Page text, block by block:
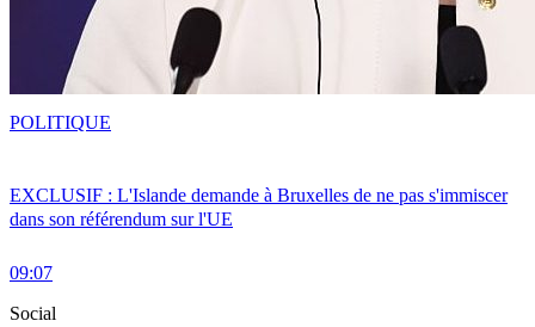
EXCLUSIF : L'Islande demande à Bruxelles de ne pas s'immiscer
dans son référendum sur l'UE
09:07
POLITIQUE
Social